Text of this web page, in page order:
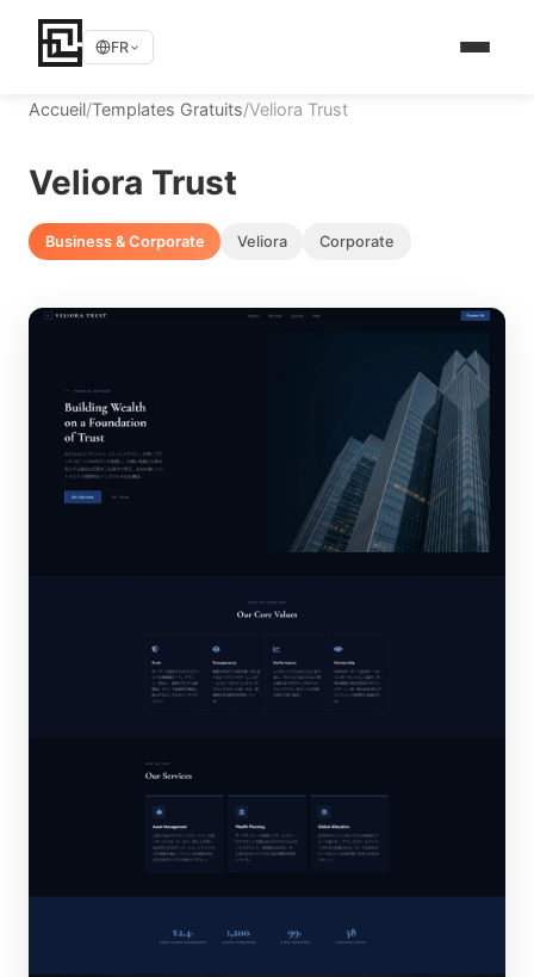
FR
Accueil/Templates Gratuits/Veliora Trust
Veliora Trust
Business & Corporate Veliora Corporate